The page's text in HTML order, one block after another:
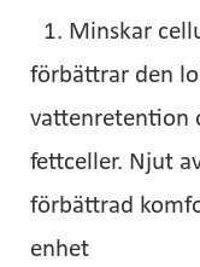
1. Minskar
förbättrar den
vattenretention
fettceller. Njut
förbättrad
enhet